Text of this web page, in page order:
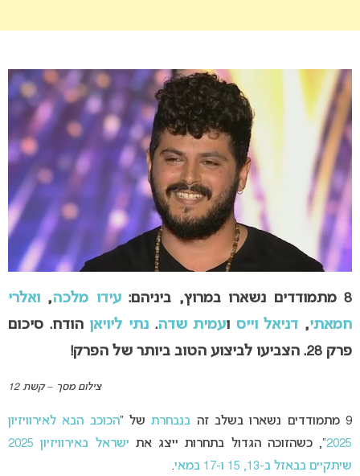
8 מתמודדים נשארו במרוץ, ביניהם: עידו מלכה, ואלרי
חמאתי, דניאל וייסועמית שדה. נתי ליויאןהודח. סיכום
פרק 28. הצביעו לביצוע הטוב ביותר של הפרק!
צילום מסך – קשת 12
9 מתמודדים נשארו בשלב זה בנבחרתשל “הכוכב הבא לאירוויזיון
2025“, כשהזוכה הגדול בתחרות ייצג את ישראל באירוויזיון
2025
שיתקיים בבאזל ב-13, 15 ו-17 במאי .